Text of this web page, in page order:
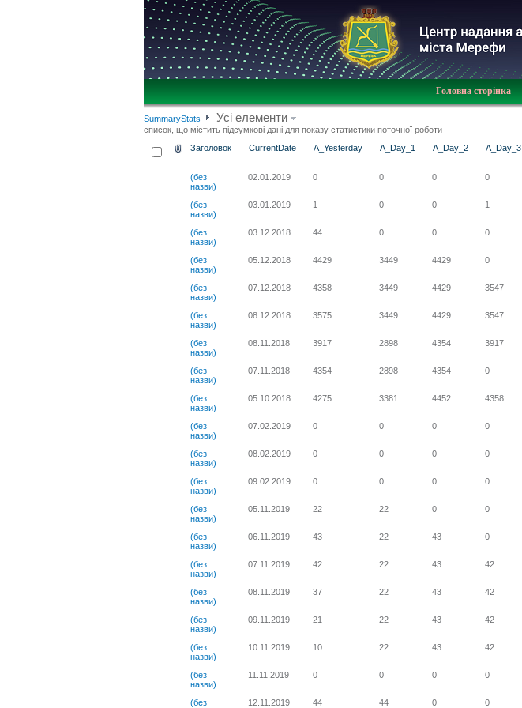
Головна сторінка
SummaryStats Усі елементи
список, що містить підсумкові дані для показу статистики поточної роботи
Заголовок
CurrentDate A_Yesterday A_Day_1 A_Day_2 A_Day_3
(без
назви)
02.01.2019 0 0 0 0
(без
назви)
03.01.2019 1 0 0 1
(без
назви)
03.12.2018 44 0 0 0
(без
назви)
05.12.2018 4429 3449 4429 0
(без
назви)
07.12.2018 4358 3449 4429 3547
(без
назви)
08.12.2018 3575 3449 4429 3547
(без
назви)
08.11.2018 3917 2898 4354 3917
(без
назви)
07.11.2018 4354 2898 4354 0
(без
назви)
05.10.2018 4275 3381 4452 4358
(без
назви)
07.02.2019 0 0 0 0
(без
назви)
08.02.2019 0 0 0 0
(без
назви)
09.02.2019 0 0 0 0
(без
назви)
05.11.2019 22 22 0 0
(без
назви)
06.11.2019 43 22 43 0
(без
назви)
07.11.2019 42 22 43 42
(без
назви)
08.11.2019 37 22 43 42
(без
назви)
09.11.2019 21 22 43 42
(без
назви)
10.11.2019 10 22 43 42
(без
назви)
11.11.2019 0 0 0 0
(без
12.11.2019 44 44 0 0